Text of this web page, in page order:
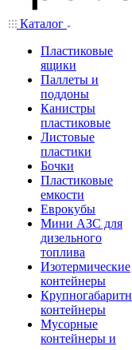
Каталог
Пластиковые
ящики
Паллеты и
поддоны
Канистры
пластиковые
Листовые
пластики
Бочки
Пластиковые
емкости
Еврокубы
Мини АЗС для
дизельного
топлива
Изотермические
контейнеры
контейнеры
Мусорные
контейнеры и